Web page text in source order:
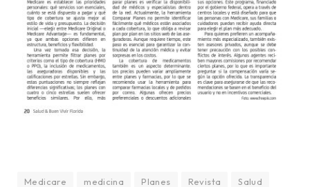
Medicare medicina Planes Revista
Salud